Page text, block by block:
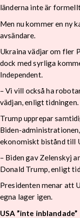
länderna inte är
Men nu kommer en ny
avsändare.
Ukraina vädjar om fler
dock med syrliga
Independent.
– Vi vill också ha
vädjan, enligt tidningen.
Trump upprepar
Biden-
ekonomiskt bistånd till
– Biden gav Zelenskyj
Donald Trump, enligt
Presidenten menar att
egna lager igen.
USA ”inte inblandade”